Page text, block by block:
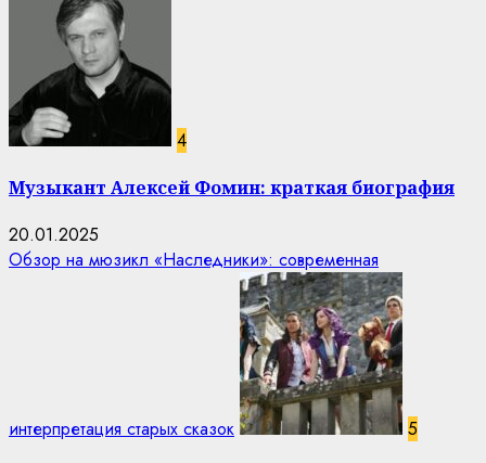
4
Музыкант Алексей Фомин: краткая биография
20.01.2025
Обзор на мюзикл «Наследники»: современная
интерпретация старых сказок 5